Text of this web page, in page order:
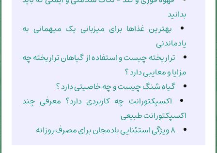
بدانید
بهترین غذاها برای میزبانی یک میهمانی به
یادماندنی
تراریخته چیست و استفاده از گیاهان تراریخته چه
مزایا و معایبی دارد ؟
گیاه شنگ چیست و چه خاصیتی دارد ؟
اکسپکتورانت چه کاربردی دارد؟ معرفی چند
اکسپکتورانت طبیعی
۸ ویژگی استثنایی بادمجان برای مصرف روزانه